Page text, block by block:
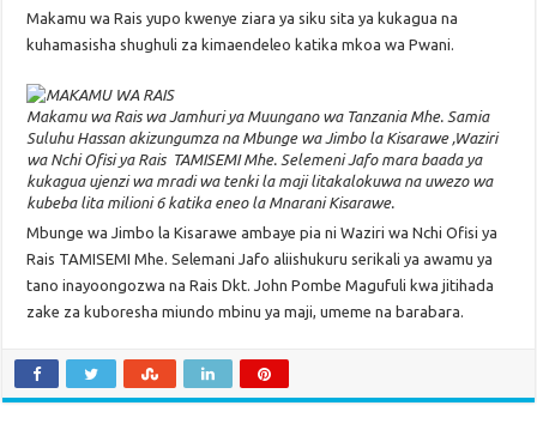
Makamu wa Rais yupo kwenye ziara ya siku sita ya kukagua na
kuhamasisha shughuli za kimaendeleo katika mkoa wa Pwani.
Makamu wa Rais wa Jamhuri ya Muungano wa Tanzania Mhe. Samia
Suluhu Hassan akizungumza na Mbunge wa Jimbo la Kisarawe ,Waziri
wa Nchi Ofisi ya Rais TAMISEMI Mhe. Selemeni Jafo mara baada ya
kukagua ujenzi wa mradi wa tenki la maji litakalokuwa na uwezo wa
kubeba lita milioni 6 katika eneo la Mnarani Kisarawe.
Mbunge wa Jimbo la Kisarawe ambaye pia ni Waziri wa Nchi Ofisi ya
Rais TAMISEMI Mhe. Selemani Jafo aliishukuru serikali ya awamu ya
tano inayoongozwa na Rais Dkt. John Pombe Magufuli kwa jitihada
zake za kuboresha miundo mbinu ya maji, umeme na barabara.